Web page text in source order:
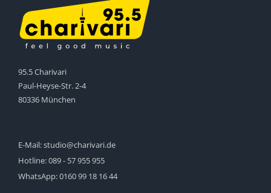
95.5 Charivari
Paul-Heyse-Str. 2-4
80336 München
E-Mail:studio@charivari.de
Hotline:089 - 57 955 955
WhatsApp:0160 99 18 16 44